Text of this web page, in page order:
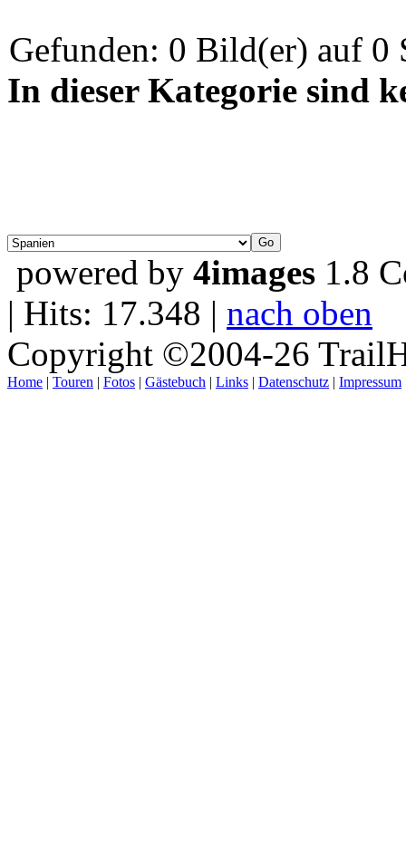
Gefunden: 0 Bild(er) auf 0
In dieser Kategorie sind
powered by 4images 1.8
| Hits: 17.348 | nach oben
Copyright ©2004-26
Home | Touren | Fotos | Gästebuch | Links | Datenschutz | Impressum